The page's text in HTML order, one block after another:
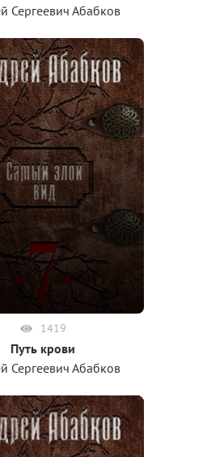
Сергеевич Абабков
1419
Путь крови
Сергеевич Абабков